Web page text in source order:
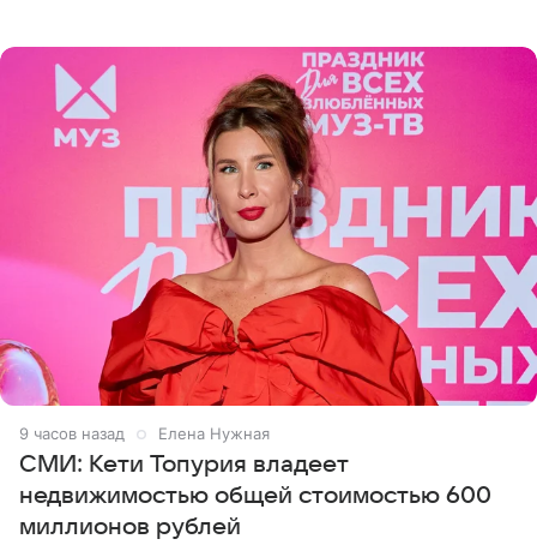
9 часов назад Елена Нужная
СМИ: Кети Топурия владеет
недвижимостью общей стоимостью 600
миллионов рублей